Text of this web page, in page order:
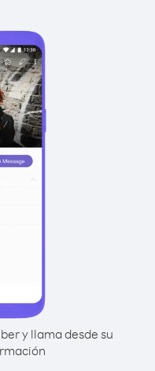
y llama desde su